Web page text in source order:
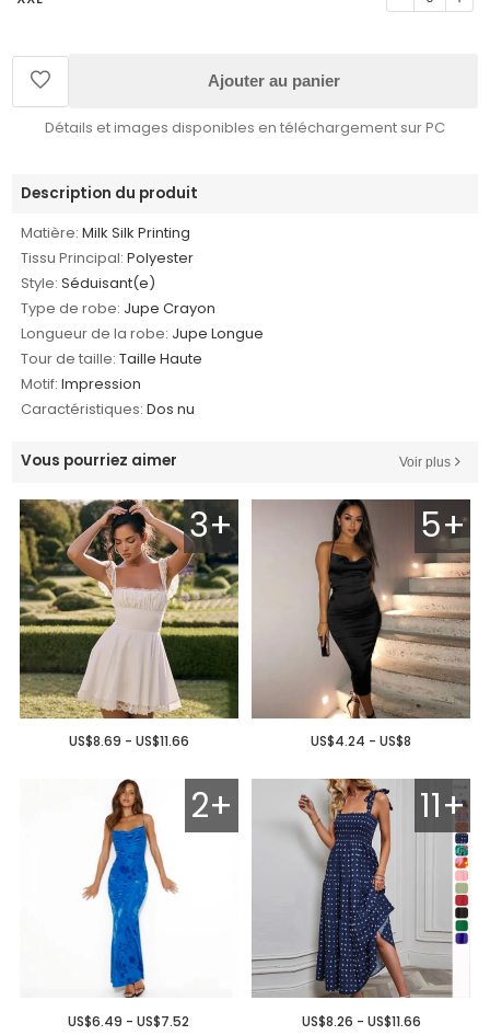
Ajouter au panier
Détails et images disponibles en téléchargement sur PC
Description du produit
Matière: Milk Silk Printing
Tissu Principal: Polyester
Style: Séduisant(e)
Type de robe: Jupe Crayon
Longueur de la robe: Jupe Longue
Tour de taille: Taille Haute
Motif: Impression
Caractéristiques: Dos nu
Vous pourriez aimer Voir plus
3+
US$8.69 - US$11.66
5+
US$4.24 - US$8
2+
US$6.49 - US$7.52
11+
US$8.26 - US$11.66